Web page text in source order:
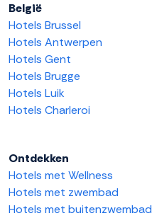
België
Hotels Brussel
Hotels Antwerpen
Hotels Gent
Hotels Brugge
Hotels Luik
Hotels Charleroi
Ontdekken
Hotels met Wellness
Hotels met zwembad
Hotels met buitenzwembad